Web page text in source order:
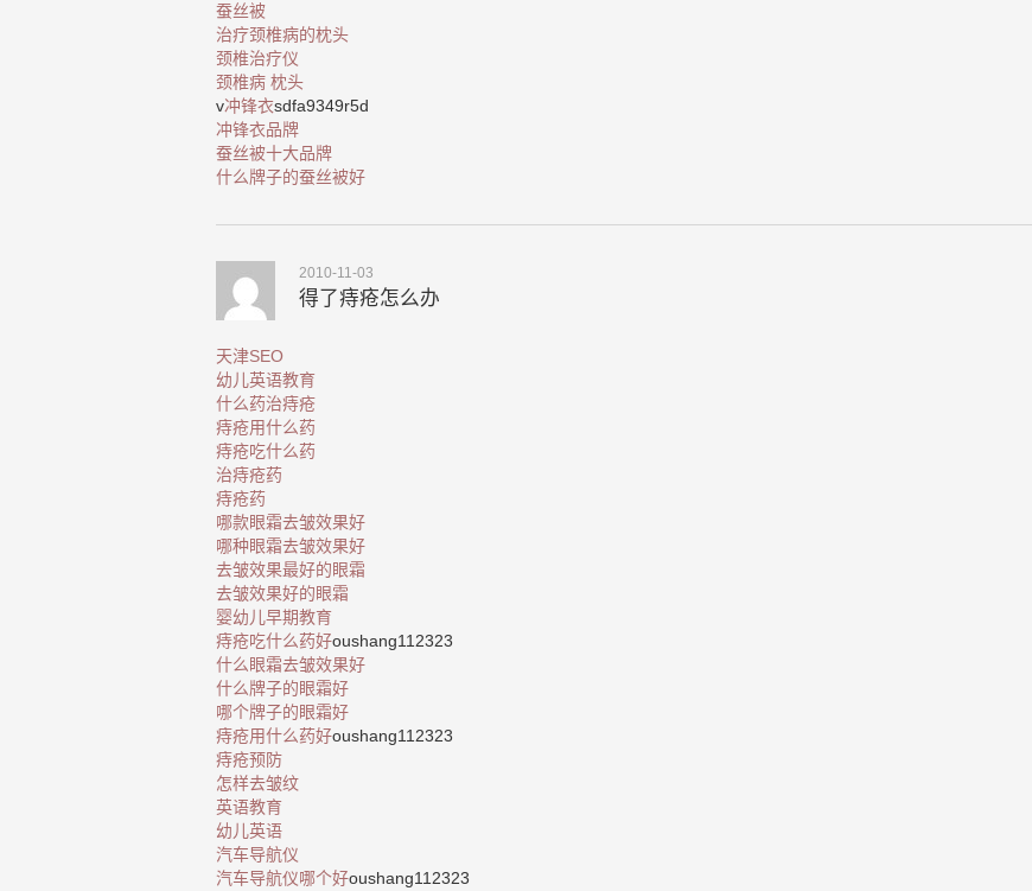
蚕丝被
治疗颈椎病的枕头
颈椎治疗仪
颈椎病 枕头
v冲锋衣sdfa9349r5d
冲锋衣品牌
蚕丝被十大品牌
什么牌子的蚕丝被好
2010-11-03
得了痔疮怎么办
天津SEO
幼儿英语教育
什么药治痔疮
痔疮用什么药
痔疮吃什么药
治痔疮药
痔疮药
哪款眼霜去皱效果好
哪种眼霜去皱效果好
去皱效果最好的眼霜
去皱效果好的眼霜
婴幼儿早期教育
痔疮吃什么药好oushang112323
什么眼霜去皱效果好
什么牌子的眼霜好
哪个牌子的眼霜好
痔疮用什么药好oushang112323
痔疮预防
怎样去皱纹
英语教育
幼儿英语
汽车导航仪
汽车导航仪哪个好oushang112323